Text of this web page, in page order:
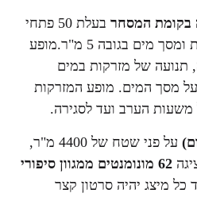
בקומת המסחר
בעלת 50 פתחי
מים בשילוב תאורה מיוחדת ומסך מים בגובה 5 מ"ר.מופע
תנועה של מזרקות במים
על מסך המים. מופע המזרקות
הערב ועד לסגירה.
על פני שטח של 4400 מ"ר,
62 מונומנטים ממגוון סיפורי
כל מיצג יהיה סרטון קצר